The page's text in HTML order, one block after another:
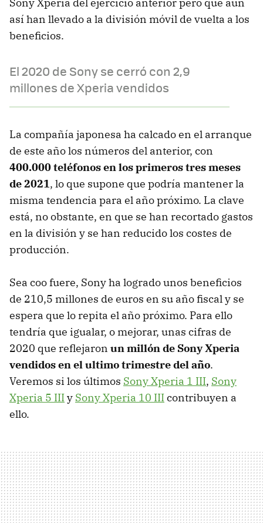
así han llevado a la división móvil de vuelta a los
beneficios.
El 2020 de Sony se cerró con 2,9
millones de Xperia vendidos
La compañía japonesa ha calcado en el arranque
de este año los números del anterior, con
400.000 teléfonos en los primeros tres meses
de 2021, lo que supone que podría mantener la
misma tendencia para el año próximo. La clave
está, no obstante, en que se han recortado gastos
en la división y se han reducido los costes de
producción.
Sea coo fuere, Sony ha logrado unos beneficios
de 210,5 millones de euros en su año fiscal y se
espera que lo repita el año próximo. Para ello
tendría que igualar, o mejorar, unas cifras de
2020 que reflejaron un millón de Sony Xperia
vendidos en el ultimo trimestre del año.
Veremos si los últimos Sony Xperia 1 III, Sony
Xperia 5 IIIy Sony Xperia 10 IIIcontribuyen a
ello.